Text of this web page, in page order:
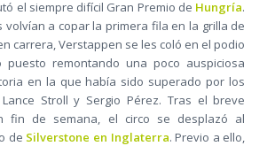
el siempre difícil Gran Premio de Hungría.
volvían a copar la primera fila en la grilla de
carrera, Verstappen se les coló en el podio
puesto remontando una poco auspiciosa
en la que había sido superado por los
Stroll y Sergio Pérez. Tras el breve
fin de semana, el circo se desplazó al
de Silverstone en Inglaterra. Previo a ello,